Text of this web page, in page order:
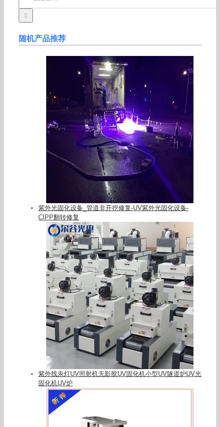
随机产品推荐
紫外光固化设备_管道非开挖修复-UV紫外光固化设备-
CIPP翻转修复
紫外线汞灯UV照射机无影胶UV固化机小型UV隧道炉UV光
固化机UV炉